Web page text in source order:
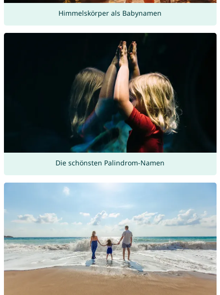
Himmelskörper als Babynamen
Die schönsten Palindrom-Namen